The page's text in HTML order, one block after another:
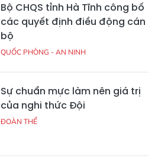
Bộ CHQS tỉnh Hà Tĩnh công bố
các quyết định điều động cán
bộ
QUỐC PHÒNG - AN NINH
Sự chuẩn mực làm nên giá trị
của nghi thức Đội
ĐOÀN THỂ